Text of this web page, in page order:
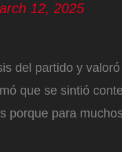
12, 2025
del partido y
que se sintió
porque para